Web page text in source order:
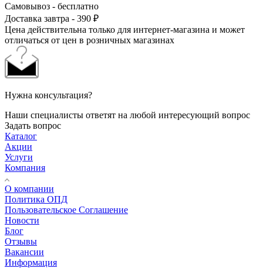
Самовывоз - бесплатно
Доставка завтра - 390 ₽
Цена действительна только для интернет-магазина и может
отличаться от цен в розничных магазинах
Нужна консультация?
Наши специалисты ответят на любой интересующий вопрос
Задать вопрос
Каталог
Акции
Услуги
Компания
О компании
Политика ОПД
Пользовательское Соглашение
Новости
Блог
Отзывы
Вакансии
Информация